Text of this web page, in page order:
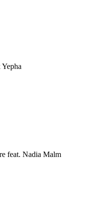
feat. Nadia Malm